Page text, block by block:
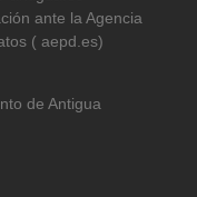
ante la Agencia
( aepd.es)
de Antigua